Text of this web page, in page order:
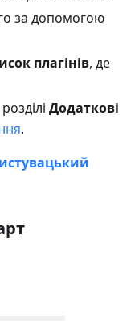
за допомогою
плагінів, де
Додаткові
.